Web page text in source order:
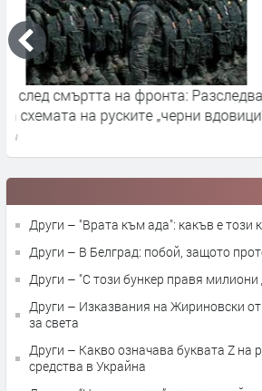
Германските служби разследват
влияние върху местния вот през
Други – "Врата към ада": какъв е този
Други – В Белград: побой, защото
Други – "С този бункер правя
Други – Изказвания на Жириновски
за света
Други – Какво означава буквата Z на
средства в Украйна